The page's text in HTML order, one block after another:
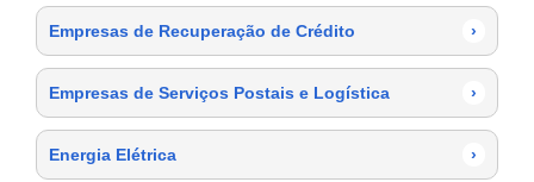
Empresas de Recuperação de Crédito ›
Empresas de Serviços Postais e Logística ›
Energia Elétrica ›